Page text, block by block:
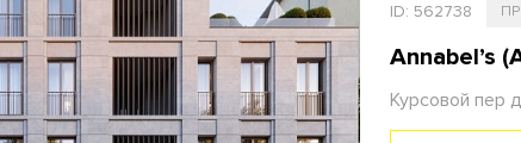
ID: 562738
Annabel’s
Курсовой пер